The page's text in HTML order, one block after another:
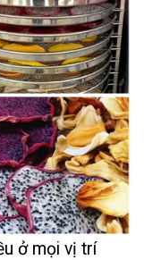
ở mọi vị trí